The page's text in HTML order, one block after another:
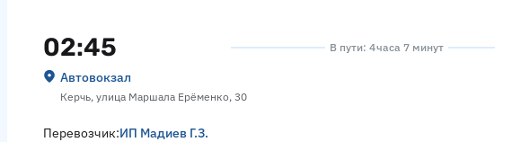
02:45
Автовокзал
Керчь, улица Маршала Ерёменко, 30
В пути: 4 часа 7 минут
Перевозчик:ИП Мадиев Г.З.